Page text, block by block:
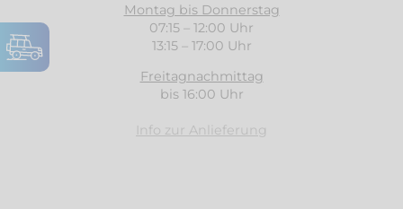
Montag bis Donnerstag
07:15 – 12:00 Uhr
13:15 – 17:00 Uhr
Freitagnachmittag
bis 16:00 Uhr
Info zur Anlieferung